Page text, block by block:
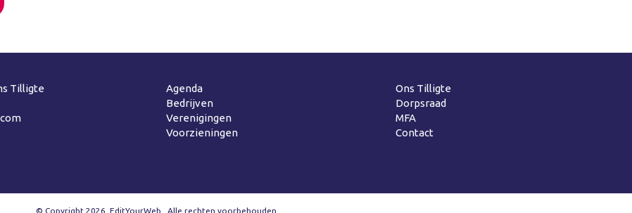
Tilligte
Agenda
Bedrijven
Verenigingen
Voorzieningen
Ons Tilligte
Dorpsraad
MFA
Contact
© Copyright 2026 EditYourWeb Alle rechten voorbehouden.